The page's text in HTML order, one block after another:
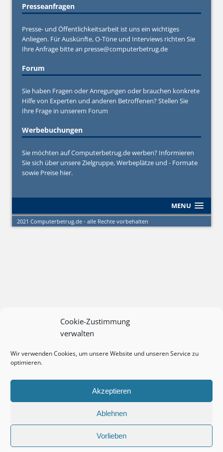
Cookie-Zustimmung
verwalten
Wir verwenden Cookies, um unsere Website und unseren Service zu
optimieren.
Akzeptieren
Ablehnen
Vorlieben
Presseanfragen
Presse- und Öffentlichkeitsarbeit ist uns ein wichtiges
Anliegen. Für Auskünfte, O-Töne und Interviews richten Sie
Ihre Anfrage bitte an presse@computerbetrug.de
Forum
Sie haben Fragen oder Anregungen oder brauchen konkrete
Hilfe von Experten und anderen Betroffenen? Stellen Sie
Ihre Frage in unserem Forum
Werbebuchungen
Sie möchten auf Computerbetrug.de werben? Informieren
Sie sich über unsere Zielgruppe, Werbeplätze und - Formate
sowie Preise hier.
MENU
2021 Computerbetrug.de - alle Rechte vorbehalten